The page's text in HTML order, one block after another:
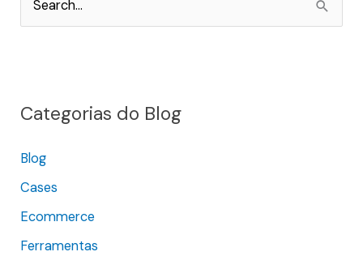
u
s
a
r
p
Categorias do Blog
Blog
Cases
Ecommerce
Ferramentas